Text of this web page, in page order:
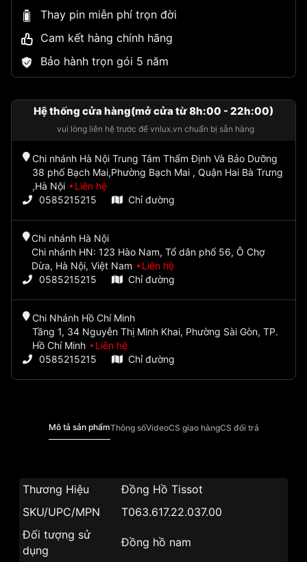
Thay pin miễn phí trọn đời
Cam kết hàng chính hãng
Bảo hành trọn gói 5 năm
Hệ thống cửa hàng(mở cửa từ 8h:00 - 22h:00)
vui lòng liên hệ trước để vnlux.vn chuẩn bị sẵn hàng
Chi nhánh Hà Nội Trung Tâm Thẩm Định Và Bảo Dưỡng
38 phố Bạch Mai,Phường Bạch Mai , Quận Hai Bà Trưng
,Hà Nội
Liên hệ
0585215215
Chỉ đường
Chi nhánh Hà Nội
Chi nhánh HN: 123 Hào Nam, Tổ dân phố 56, Ô Chợ
Dừa, Hà Nội, Việt Nam
Liên hệ
0585215215
Chỉ đường
Chi Nhánh Hồ Chí Minh
Tầng 1, 34 Nguyễn Thị Minh Khai, Phường Sài Gòn, TP.
Hồ Chí Minh
Liên hệ
0585215215
Chỉ đường
Mô tả sản phẩmThông sốVideoCS giao hàngCS đổi trả
Thương Hiệu
Đồng Hồ Tissot
SKU/UPC/MPN
T063.617.22.037.00
Đối tượng sử
dụng
Đồng hồ nam